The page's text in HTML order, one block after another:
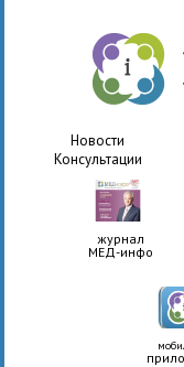
Новости
Консультации
журнал
МЕД-инфо